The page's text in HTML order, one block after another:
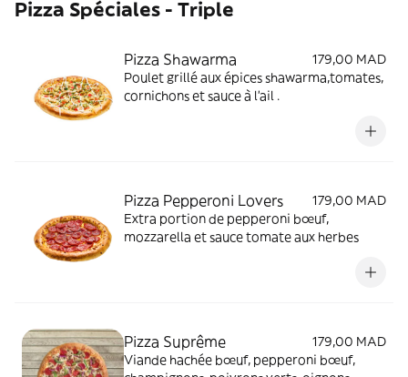
Pizza Spéciales - Triple
Pizza Shawarma
179,00 MAD
Poulet grillé aux épices shawarma,tomates,
cornichons et sauce à l’ail .
Pizza Pepperoni Lovers
179,00 MAD
Extra portion de pepperoni bœuf,
mozzarella et sauce tomate aux herbes
Pizza Suprême
179,00 MAD
Viande hachée bœuf, pepperoni bœuf,